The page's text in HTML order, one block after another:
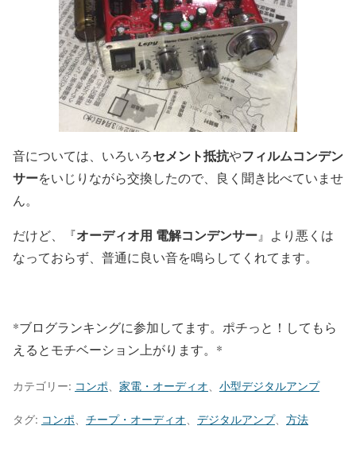
音については、いろいろセメント抵抗やフィルムコンデン
サーをいじりながら交換したので、良く聞き比べていませ
ん。
だけど、『オーディオ用 電解コンデンサー』より悪くは
なっておらず、普通に良い音を鳴らしてくれてます。
*ブログランキングに参加してます。ポチっと！してもら
えるとモチベーション上がります。*
カテゴリー: コンポ 家電・オーディオ 小型デジタルアンプ
タグ: コンポ チープ・オーディオ デジタルアンプ、 方法